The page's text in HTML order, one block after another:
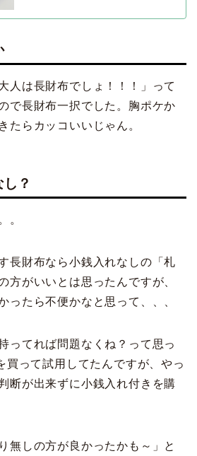
人は長財布でしょ！！！」って
で長財布一択でした。胸ポケか
たらカッコいいじゃん。
？
。
長財布なら小銭入れなしの「札
方がいいとは思ったんですが、
ったら不便かなと思って、、、
ってれば問題なくね？って思っ
買って試用してたんですが、やっ
断が出来ずに小銭入れ付きを購
無しの方が良かったかも～」と